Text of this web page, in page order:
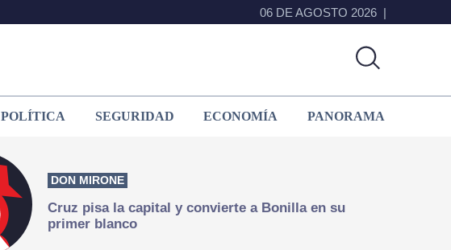
06 DE AGOSTO 2026
POLÍTICA SEGURIDAD ECONOMÍA PANORAMA
DON MIRONE
Cruz pisa la capital y convierte a Bonilla en su
primer blanco